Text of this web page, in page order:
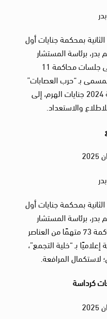
بمحكمة جنايات أول
برئاسة المستشار
وجدي عبد المنعم، تأجيل أولى جلسات محاكمة 11
بـ “حرب العصابات”
في القضية رقم 68534 لسنة 2024 جنايات الهرم، إلى
بمحكمة جنايات أول
برئاسة المستشار
وجدي عبد المنعم، تأجيل محاكمة 73 متهمًا من العناصر
بـ “خلية التجمع”،